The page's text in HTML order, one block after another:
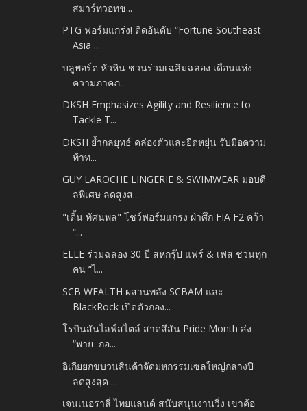
สมาร์ทวอทช...
PTG ฟอร์มแกร่ง! ติดอันดับ “Fortune Southeast
Asia ...
บลูพอร์ต หัวหิน ชวนร่วมเฉลิมฉลอง เดือนแห่ง
ความภาคภ...
DKSH Emphasizes Agility and Resilience to
Tackle T...
DKSH ย้ำกลยุทธ์ คล่องตัวและยืดหยุ่น รับมือความ
ท้าท...
GUY LAROCHE LINGERIE & SWIMWEAR มอบดี
ลพิเศษ ลดสูงส...
"เติ้น ทัศนพล" โชว์ฟอร์มแกร่ง ฝ่าศึก FIA F2 คว้า
“...
ELLE ร่วมฉลอง 30 ปี สหกรุ๊ป แฟร์ & เฟส ชวนทุก
คน “ไ...
SCB WEALTH ผสานพลัง SCBAM และ
BlackRock เปิดตัวกอง...
โรบินสันไลฟ์สไตล์ สาดสีสัน Pride Month ส่ง
“พาย–กอ...
อิเกียยกขบวนสินค้าจัดมหกรรมเซลใหญ่กลางปี
ลดสูงสุด ...
เจนเนอราลี่ ไทยแลนด์ สนับสนุนงานวิ่ง เขาค้อ